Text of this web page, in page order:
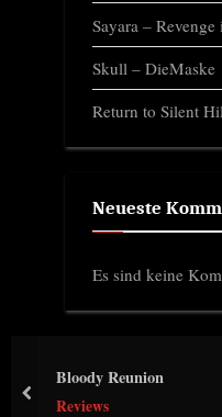
Sayara – Revenge
Skull – DieMaske
Return to Silent
Neueste
Es sind keine
Bloody Reunion
Reviews
prev